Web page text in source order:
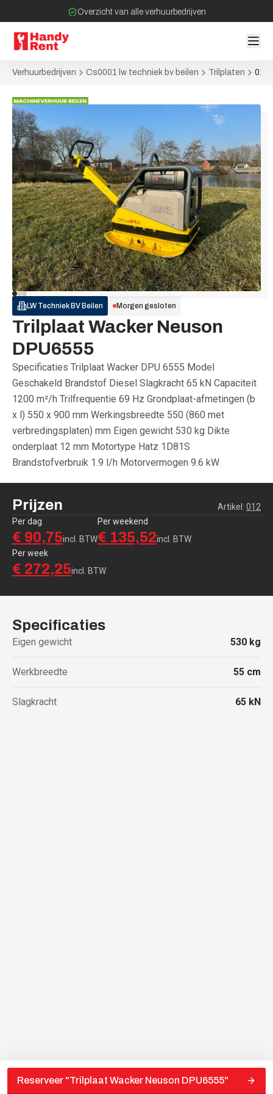
Overzicht van alle verhuurbedrijven
Filter op bedrijven bij jou in de buurt
Geen tussenpartijen bij verhuurovereenkomst
Verhuurbedrijven Cs0001 lw techniek bv beilen Trilplaten 012
LW Techniek BV Beilen Morgen gesloten
Trilplaat Wacker Neuson
DPU6555
Specificaties Trilplaat Wacker DPU 6555 Model
Geschakeld Brandstof Diesel Slagkracht 65 kN Capaciteit
1200 m²/h Trilfrequentie 69 Hz Grondplaat-afmetingen (b
x l) 550 x 900 mm Werkingsbreedte 550 (860 met
verbredingsplaten) mm Eigen gewicht 530 kg Dikte
onderplaat 12 mm Motortype Hatz 1D81S
Brandstofverbruik 1.9 l/h Motorvermogen 9.6 kW
Prijzen Artikel: 012
Per dag
€ 90,75incl. BTW
Per weekend
€ 135,52incl. BTW
Per week
€ 272,25incl. BTW
Reserveer "Trilplaat Wacker Neuson DPU6555"
Specificaties
Eigen gewicht 530 kg
Werkbreedte 55 cm
Slagkracht 65 kN